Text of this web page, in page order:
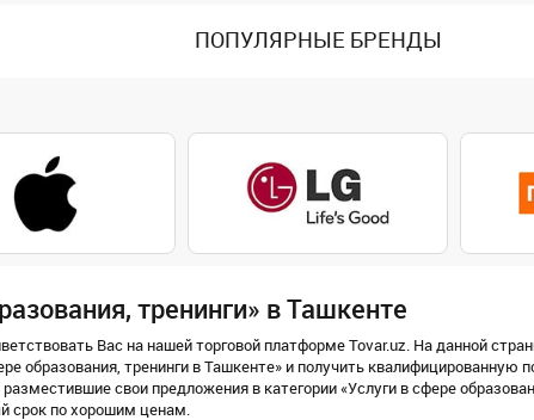
ПОПУЛЯРНЫЕ БРЕНДЫ
тренинги» в Ташкенте
Вас на нашей торговой платформе Tovar.uz. На данной
образования, тренинги в Ташкенте» и получить
разместившие свои предложения в категории «Услуги в сфере
срок по хорошим ценам.